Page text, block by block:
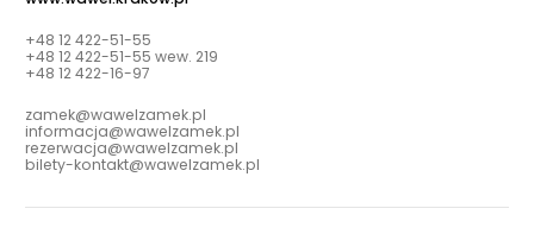
+48 12 422-51-55
+48 12 422-51-55 wew. 219
+48 12 422-16-97
zamek@wawelzamek.pl
informacja@wawelzamek.pl
rezerwacja@wawelzamek.pl
bilety-kontakt@wawelzamek.pl